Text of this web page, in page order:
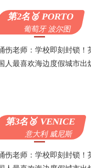
第2名🥈 PORTO
葡萄牙 波尔图
第3名🥉 VENICE
意大利 威尼斯